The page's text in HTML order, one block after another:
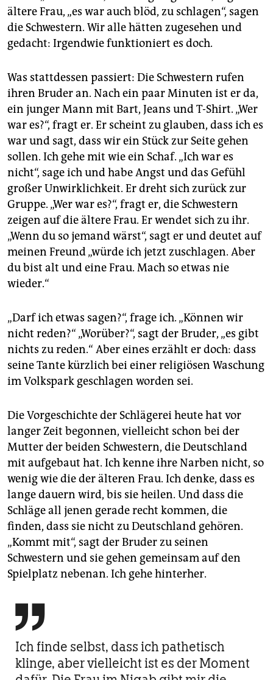
ältere Frau, „es war auch blöd, zu schlagen“, sagen
die Schwestern. Wir alle hätten zugesehen und
gedacht: Irgendwie funktioniert es doch.
Was stattdessen passiert: Die Schwestern rufen
ihren Bruder an. Nach ein paar Minuten ist er da,
ein junger Mann mit Bart, Jeans und T-Shirt. „Wer
war es?“, fragt er. Er scheint zu glauben, dass ich es
war und sagt, dass wir ein Stück zur Seite gehen
sollen. Ich gehe mit wie ein Schaf. „Ich war es
nicht“, sage ich und habe Angst und das Gefühl
großer Unwirklichkeit. Er dreht sich zurück zur
Gruppe. „Wer war es?“, fragt er, die Schwestern
zeigen auf die ältere Frau. Er wendet sich zu ihr.
„Wenn du so jemand wärst“, sagt er und deutet auf
meinen Freund „würde ich jetzt zuschlagen. Aber
du bist alt und eine Frau. Mach so etwas nie
wieder.“
„Darf ich etwas sagen?“, frage ich. „Können wir
nicht reden?“ „Worüber?“, sagt der Bruder, „es gibt
nichts zu reden.“ Aber eines erzählt er doch: dass
seine Tante kürzlich bei einer religiösen Waschung
im Volkspark geschlagen worden sei.
Die Vorgeschichte der Schlägerei heute hat vor
langer Zeit begonnen, vielleicht schon bei der
Mutter der beiden Schwestern, die Deutschland
mit aufgebaut hat. Ich kenne ihre Narben nicht, so
wenig wie die der älteren Frau. Ich denke, dass es
lange dauern wird, bis sie heilen. Und dass die
Schläge all jenen gerade recht kommen, die
finden, dass sie nicht zu Deutschland gehören.
„Kommt mit“, sagt der Bruder zu seinen
Schwestern und sie gehen gemeinsam auf den
Spielplatz nebenan. Ich gehe hinterher.

Ich finde selbst, dass ich pathetisch
klinge, aber vielleicht ist es der Moment